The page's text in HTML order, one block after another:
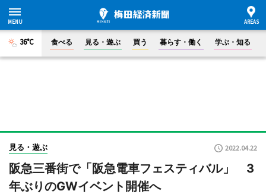
36°C 食べる 見る・遊ぶ 買う 暮らす・働く 学ぶ・知る
見る・遊ぶ 2022.04.22
阪急三番街で「阪急電車フェスティバル」 3
年ぶりのGWイベント開催へ